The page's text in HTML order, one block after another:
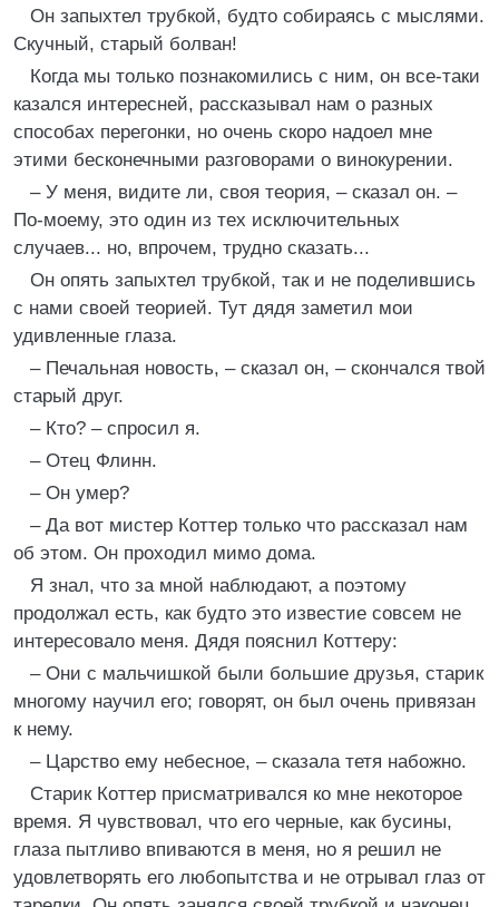
Он запыхтел трубкой, будто собираясь с мыслями.
Скучный, старый болван!
Когда мы только познакомились с ним, он все-таки
казался интересней, рассказывал нам о разных
способах перегонки, но очень скоро надоел мне
этими бесконечными разговорами о винокурении.
– У меня, видите ли, своя теория, – сказал он. –
По-моему, это один из тех исключительных
случаев... но, впрочем, трудно сказать...
Он опять запыхтел трубкой, так и не поделившись
с нами своей теорией. Тут дядя заметил мои
удивленные глаза.
– Печальная новость, – сказал он, – скончался твой
старый друг.
– Кто? – спросил я.
– Отец Флинн.
– Он умер?
– Да вот мистер Коттер только что рассказал нам
об этом. Он проходил мимо дома.
Я знал, что за мной наблюдают, а поэтому
продолжал есть, как будто это известие совсем не
интересовало меня. Дядя пояснил Коттеру:
– Они с мальчишкой были большие друзья, старик
многому научил его; говорят, он был очень привязан
к нему.
– Царство ему небесное, – сказала тетя набожно.
Старик Коттер присматривался ко мне некоторое
время. Я чувствовал, что его черные, как бусины,
глаза пытливо впиваются в меня, но я решил не
удовлетворять его любопытства и не отрывал глаз от